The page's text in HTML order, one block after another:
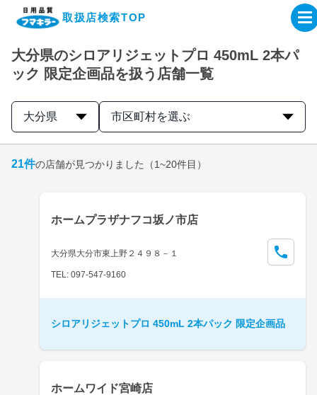
取扱店検索TOP
企業・IR情報サイト
製品情報サイト
取扱店検索はこちら
大分県のシロアリジェットプロ 450mL 2本パ
ック 限定企画品を扱う店舗一覧
大分県 市区町村を選ぶ
21件の店舗が見つかりました （1~20件目）
ホームプラザナフコ坂ノ市店
大分県大分市東上野２４９８－１
TEL: 097-547-9160
シロアリジェットプロ 450mL 2本パック 限定企画品
ホームワイド宮崎店